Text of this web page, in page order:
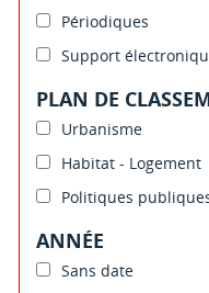
Périodiques
Support
PLAN DE
Urbanisme
Habitat - Logement
Politiques
ANNÉE
Sans date